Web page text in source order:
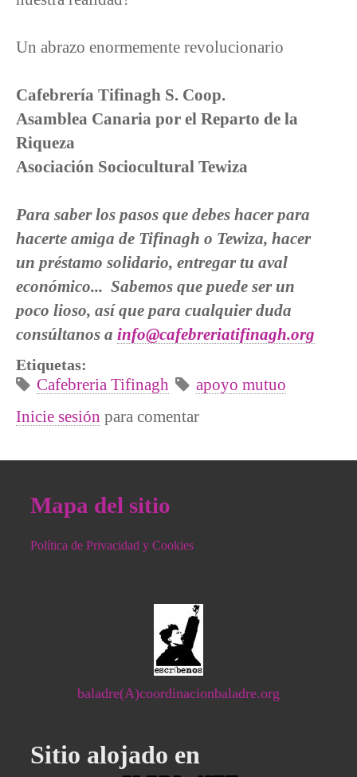
Un abrazo enormemente revolucionario
Cafebrería Tifinagh S. Coop.
Asamblea Canaria por el Reparto de la
Riqueza
Asociación Sociocultural Tewiza
Para saber los pasos que debes hacer para
hacerte amiga de Tifinagh o Tewiza, hacer
un préstamo solidario, entregar tu aval
económico... Sabemos que puede ser un
poco lioso, así que para cualquier duda
consúltanos a info@cafebreriatifinagh.org
Etiquetas:
Cafebreria Tifinagh
apoyo mutuo
Inicie sesión para comentar
Mapa del sitio
Política de Privacidad y Cookies
baladre(A)coordinacionbaladre.org
Sitio alojado en